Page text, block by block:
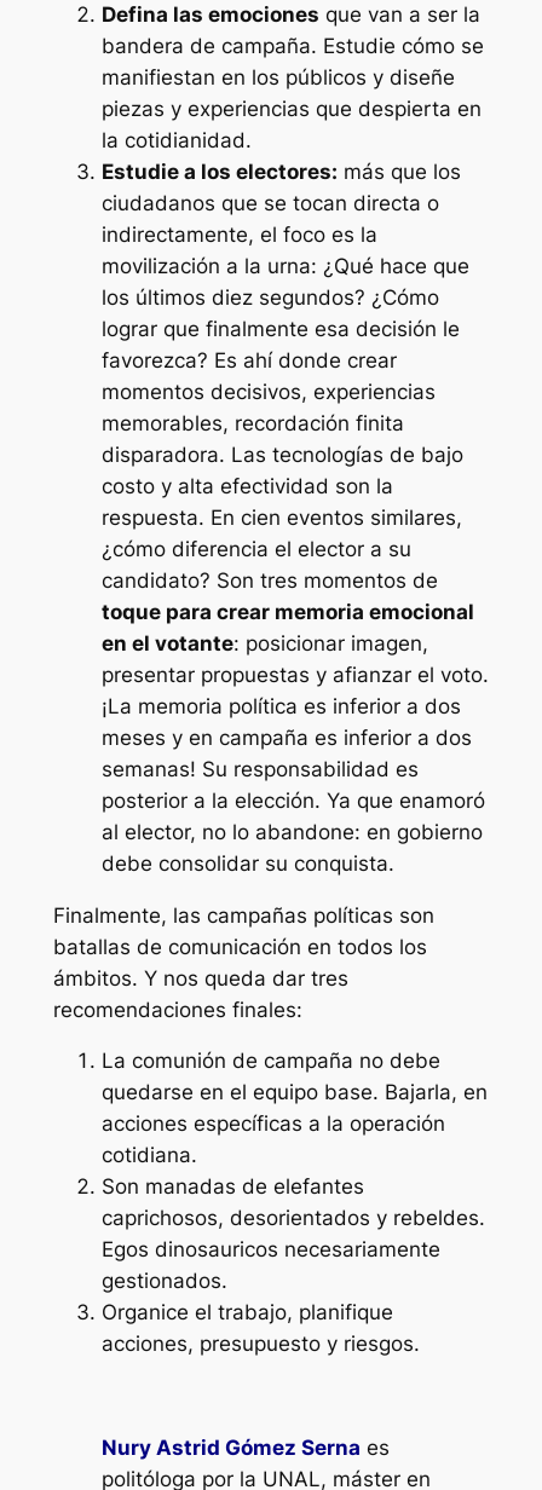
Defina las emociones que van a ser la
bandera de campaña. Estudie cómo se
manifiestan en los públicos y diseñe
piezas y experiencias que despierta en
la cotidianidad.
Estudie a los electores: más que los
ciudadanos que se tocan directa o
indirectamente, el foco es la
movilización a la urna: ¿Qué hace que
los últimos diez segundos? ¿Cómo
lograr que finalmente esa decisión le
favorezca? Es ahí donde crear
momentos decisivos, experiencias
memorables, recordación finita
disparadora. Las tecnologías de bajo
costo y alta efectividad son la
respuesta. En cien eventos similares,
¿cómo diferencia el elector a su
candidato? Son tres momentos de
toque para crear memoria emocional
en el votante: posicionar imagen,
presentar propuestas y afianzar el voto.
¡La memoria política es inferior a dos
meses y en campaña es inferior a dos
semanas! Su responsabilidad es
posterior a la elección. Ya que enamoró
al elector, no lo abandone: en gobierno
debe consolidar su conquista.
Finalmente, las campañas políticas son
batallas de comunicación en todos los
ámbitos. Y nos queda dar tres
recomendaciones finales:
La comunión de campaña no debe
quedarse en el equipo base. Bajarla, en
acciones específicas a la operación
cotidiana.
Son manadas de elefantes
caprichosos, desorientados y rebeldes.
Egos dinosauricos necesariamente
gestionados.
Organice el trabajo, planifique
acciones, presupuesto y riesgos.
Nury Astrid Gómez Serna es
politóloga por la UNAL, máster en